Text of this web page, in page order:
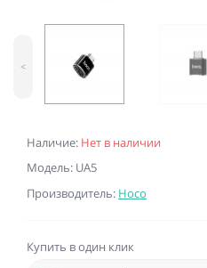
Наличие: Нет в наличии
Модель: UA5
Производитель: Hoco
<
Купить в один клик